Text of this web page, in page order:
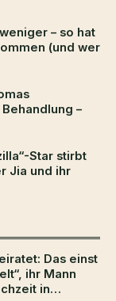
– so hat
(und wer
–
Star stirbt
Jia und ihr
Das einst
ihr Mann
in